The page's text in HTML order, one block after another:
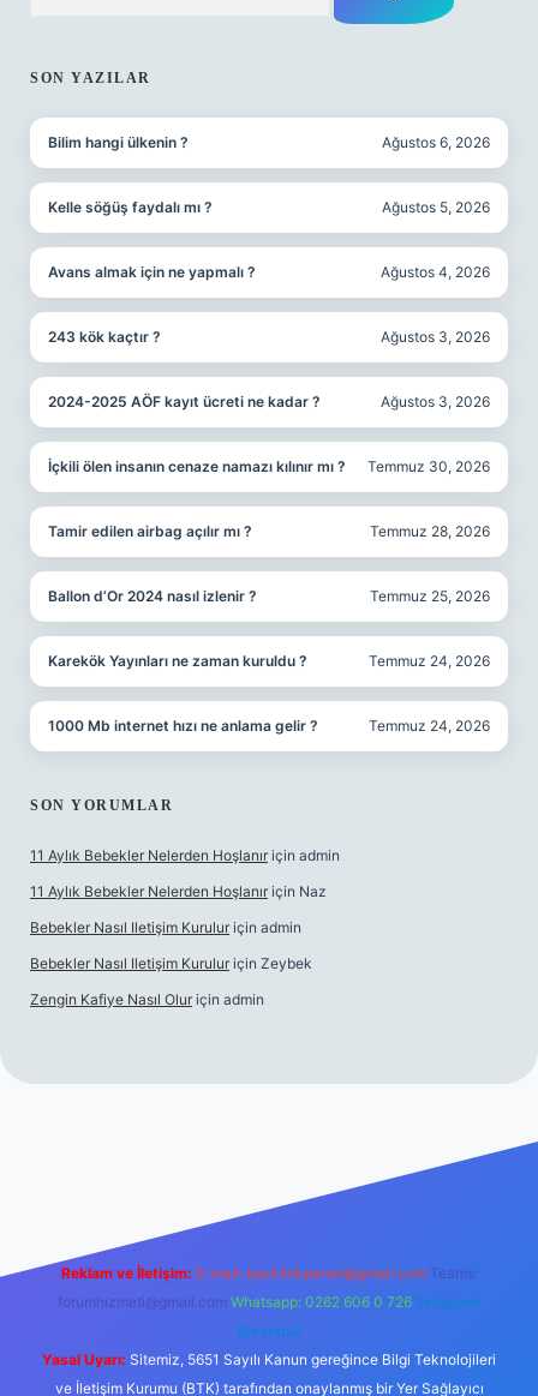
SON YAZILAR
Bilim hangi ülkenin ? Ağustos 6, 2026
Kelle söğüş faydalı mı ? Ağustos 5, 2026
Avans almak için ne yapmalı ? Ağustos 4, 2026
243 kök kaçtır ? Ağustos 3, 2026
2024-2025 AÖF kayıt ücreti ne kadar ? Ağustos 3, 2026
İçkili ölen insanın cenaze namazı kılınır mı ? Temmuz 30, 2026
Tamir edilen airbag açılır mı ? Temmuz 28, 2026
Ballon d’Or 2024 nasıl izlenir ? Temmuz 25, 2026
Karekök Yayınları ne zaman kuruldu ? Temmuz 24, 2026
1000 Mb internet hızı ne anlama gelir ? Temmuz 24, 2026
SON YORUMLAR
11 Aylık Bebekler Nelerden Hoşlanır için admin
11 Aylık Bebekler Nelerden Hoşlanır için Naz
Bebekler Nasıl Iletişim Kurulur için admin
Bebekler Nasıl Iletişim Kurulur için Zeybek
Zengin Kafiye Nasıl Olur için admin
Reklam ve İletişim: E-mail: backlinkpaneli@gmail.com Teams:
forumhizmeti@gmail.com Whatsapp: 0262 606 0 726 Telegram:
@karabul
Yasal Uyarı: Sitemiz, 5651 Sayılı Kanun gereğince Bilgi Teknolojileri
ve İletişim Kurumu (BTK) tarafından onaylanmış bir Yer Sağlayıcı